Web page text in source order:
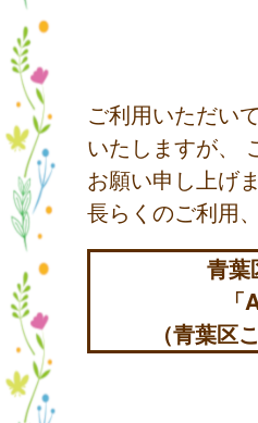
ご利用いただい
いたしますが、
お願い申し上げま
長らくのご利用
青葉
（青葉区